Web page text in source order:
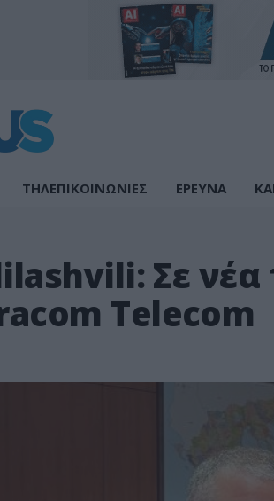
ΤΗΛΕΠΙΚΟΙΝΩΝΙΕΣ ΕΡΕΥΝΑ
Σε νέα
Telecom